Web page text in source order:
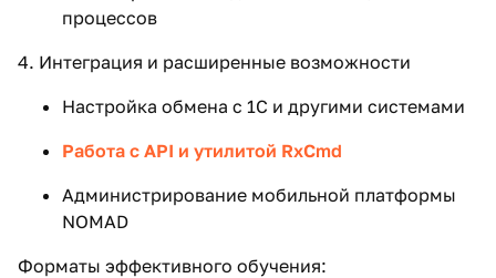
процессов
4. Интеграция и расширенные возможности
Настройка обмена с 1С и другими системами
Работа с API и утилитой RxCmd
Администрирование мобильной платформы
NOMAD
Форматы эффективного обучения: